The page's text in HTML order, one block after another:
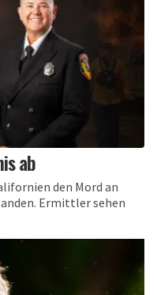
ab
den Mord an
Ermittler sehen